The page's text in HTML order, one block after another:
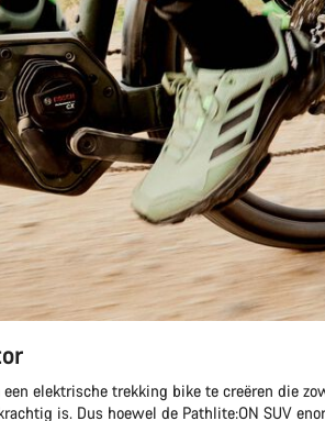
elektrische trekking bike te creëren die
is. Dus hoewel de Pathlite:ON SUV